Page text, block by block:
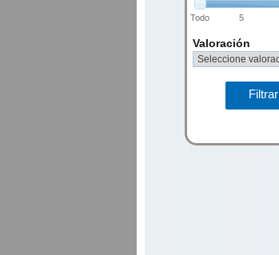
Todo 5
Valoración
Filtrar